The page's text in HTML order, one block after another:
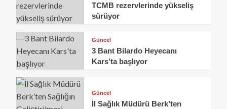
TCMB rezervlerinde yükseliş
sürüyor
Güncel
3 Bant Bilardo Heyecanı
Kars'ta başlıyor
Güncel
İl Sağlık Müdürü Berk’ten